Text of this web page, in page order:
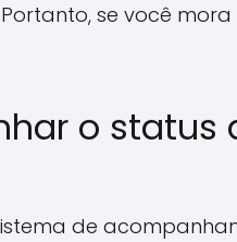
se você
o status
de